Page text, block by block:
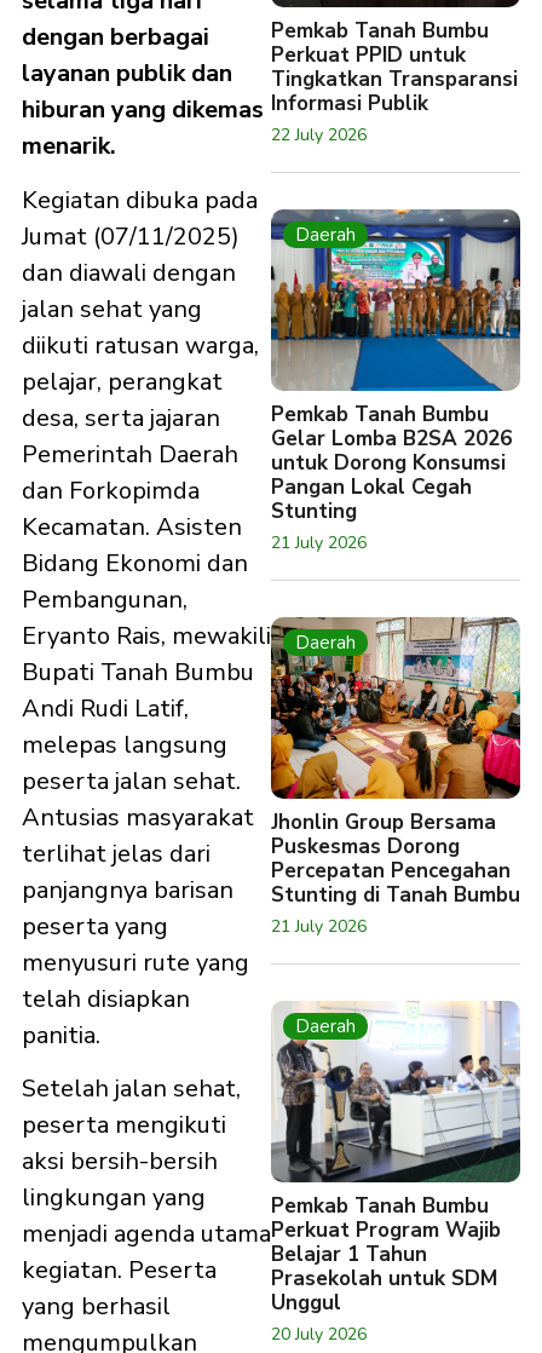
dengan berbagai
layanan publik dan
hiburan yang dikemas
menarik.
Kegiatan dibuka pada
Jumat (07/11/2025)
dan diawali dengan
jalan sehat yang
diikuti ratusan warga,
pelajar, perangkat
desa, serta jajaran
Pemerintah Daerah
dan Forkopimda
Kecamatan. Asisten
Bidang Ekonomi dan
Pembangunan,
Eryanto Rais, mewakili
Bupati Tanah Bumbu
Andi Rudi Latif,
melepas langsung
peserta jalan sehat.
Antusias masyarakat
terlihat jelas dari
panjangnya barisan
peserta yang
menyusuri rute yang
telah disiapkan
panitia.
Setelah jalan sehat,
peserta mengikuti
aksi bersih-bersih
lingkungan yang
menjadi agenda utama
kegiatan. Peserta
yang berhasil
mengumpulkan
Pemkab Tanah Bumbu
Perkuat PPID untuk
Tingkatkan Transparansi
Informasi Publik
22 July 2026
Daerah
Pemkab Tanah Bumbu
Gelar Lomba B2SA 2026
untuk Dorong Konsumsi
Pangan Lokal Cegah
Stunting
21 July 2026
Daerah
Jhonlin Group Bersama
Puskesmas Dorong
Percepatan Pencegahan
Stunting di Tanah Bumbu
21 July 2026
Daerah
Pemkab Tanah Bumbu
Perkuat Program Wajib
Belajar 1 Tahun
Prasekolah untuk SDM
Unggul
20 July 2026